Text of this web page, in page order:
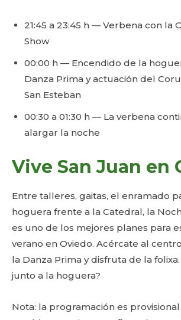
21:45 a 23:45 h — Verbena con la
Show
00:00 h — Encendido de la
Danza Prima y actuación del
San Esteban
00:30 a 01:30 h — La verbena
alargar la noche
Vive San Juan en
Entre talleres, gaitas, el enramado
hoguera frente a la Catedral, la
es uno de los mejores planes para
verano en Oviedo. Acércate al
la Danza Prima y disfruta de la
junto a la hoguera?
Nota: la programación es